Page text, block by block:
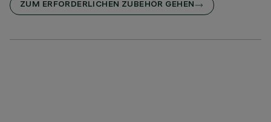
ZUM ERFORDERLICHEN ZUBEHÖR GEHEN